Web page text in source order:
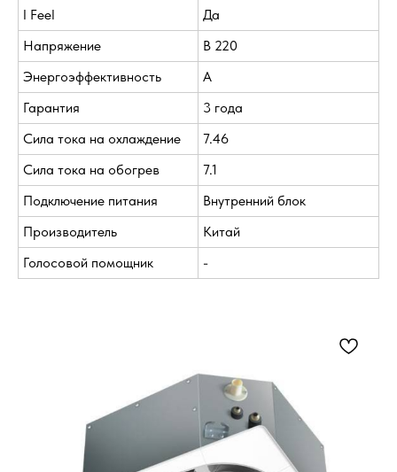
I Feel
Да
Напряжение
В 220
Энергоэффективность
A
Гарантия
3 года
Сила тока на охлаждение
7.46
Сила тока на обогрев
7.1
Подключение питания
Внутренний блок
Производитель
Китай
Голосовой помощник
-